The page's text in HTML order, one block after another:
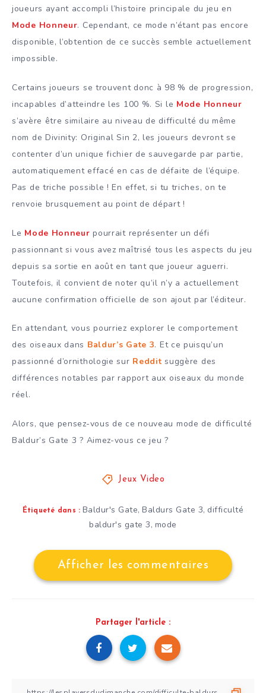
joueurs ayant accompli l’histoire principale du jeu en
Mode Honneur. Cependant, ce mode n’étant pas encore
disponible, l’obtention de ce succès semble actuellement
impossible.
Certains joueurs se trouvent donc à 98 % de progression,
incapables d’atteindre les 100 %. Si le Mode Honneur
s’avère être similaire au niveau de difficulté du même
nom de Divinity: Original Sin 2, les joueurs devront se
contenter d’un unique fichier de sauvegarde par partie,
automatiquement effacé en cas de défaite de l’équipe.
Pas de triche possible ! En effet, si tu triches, on te
renvoie brusquement au point de départ !
Le Mode Honneur pourrait représenter un défi
passionnant si vous avez maîtrisé tous les aspects du jeu
depuis sa sortie en août en tant que joueur aguerri.
Toutefois, il convient de noter qu’il n’y a actuellement
aucune confirmation officielle de son ajout par l’éditeur.
En attendant, vous pourriez explorer le comportement
des oiseaux dans Baldur’s Gate 3. Et ce puisqu’un
passionné d’ornithologie sur Reddit suggère des
différences notables par rapport aux oiseaux du monde
réel.
Alors, que pensez-vous de ce nouveau mode de difficulté
Baldur’s Gate 3 ? Aimez-vous ce jeu ?
Jeux Video
Étiqueté dans : Baldur's Gate,Baldurs Gate 3, difficulté
baldur's gate 3, mode
Afficher les commentaires
Partager l'article :